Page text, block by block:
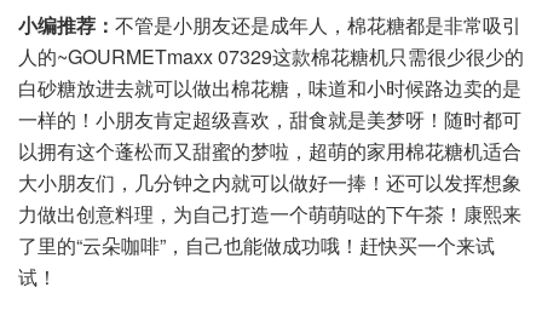
小编推荐： 不管是小朋友还是成年人，棉花糖都是非常吸引
人的~GOURMETmaxx 07329这款棉花糖机只需很少很少的
白砂糖放进去就可以做出棉花糖，味道和小时候路边卖的是
一样的！小朋友肯定超级喜欢，甜食就是美梦呀！随时都可
以拥有这个蓬松而又甜蜜的梦啦，超萌的家用棉花糖机适合
大小朋友们，几分钟之内就可以做好一捧！还可以发挥想象
力做出创意料理，为自己打造一个萌萌哒的下午茶！康熙来
了里的“云朵咖啡”，自己也能做成功哦！赶快买一个来试
试！